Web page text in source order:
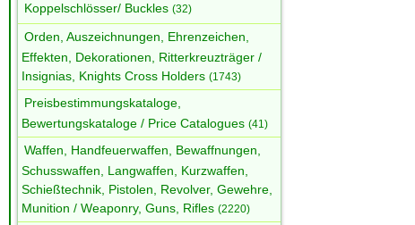
Koppelschlösser/ Buckles (32)
Orden, Auszeichnungen, Ehrenzeichen,
Effekten, Dekorationen, Ritterkreuzträger /
Insignias, Knights Cross Holders (1743)
Preisbestimmungskataloge,
Bewertungskataloge / Price Catalogues (41)
Waffen, Handfeuerwaffen, Bewaffnungen,
Schusswaffen, Langwaffen, Kurzwaffen,
Schießtechnik, Pistolen, Revolver, Gewehre,
Munition / Weaponry, Guns, Rifles (2220)